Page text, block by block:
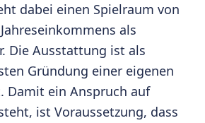
dabei einen Spielraum von
als
Die Ausstattung ist als
Gründung einer eigenen
Damit ein Anspruch auf
ist Voraussetzung, dass